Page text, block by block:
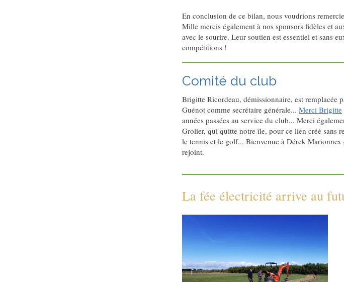
En conclusion de ce bilan, nous voudrions
Mille mercis également à nos sponsors fidèles et
avec le sourire. Leur soutien est essentiel et sans
compétitions !
Comité du club
Brigitte Ricordeau, démissionnaire, est remplacée
Guénot comme secrétaire générale... Merci Brigitte
années passées au service du club... Merci
Grolier, qui quitte notre île, pour ce lien créé sans
le tennis et le golf... Bienvenue à Dérek Marionnex
rejoint.
La fée électricité arrive au